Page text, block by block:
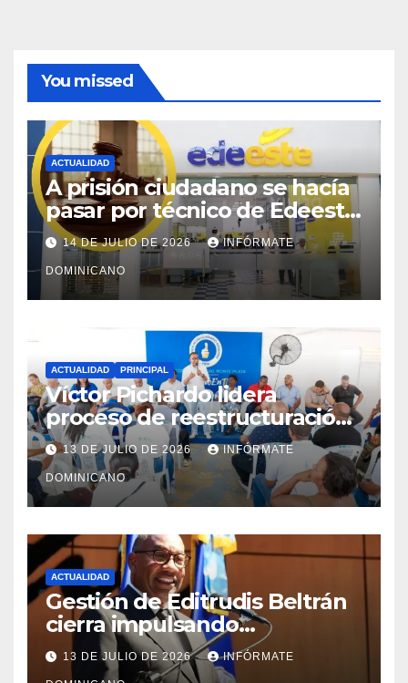
You missed
ACTUALIDAD
A prisión ciudadano se hacía
pasar por técnico de Edeeste
para estafar a dueños de
comercios
14 DE JULIO DE 2026 INFÓRMATE
DOMINICANO
ACTUALIDAD PRINCIPAL
Víctor Pichardo lidera
proceso de reestructuración
y fortalecimiento del PRM en
Monte Plata
13 DE JULIO DE 2026 INFÓRMATE
DOMINICANO
ACTUALIDAD
Gestión de Editrudis Beltrán
cierra impulsando
modernización, expansión y
transformación institucional
13 DE JULIO DE 2026 INFÓRMATE